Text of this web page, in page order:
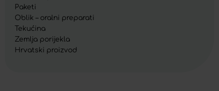
Paketi
Oblik – oralni preparati
Tekućina
Zemlja porijekla
Hrvatski proizvod